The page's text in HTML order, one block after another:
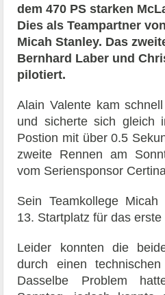
dem 470 PS starken
Dies als Teampartner
Micah Stanley. Das
Bernhard Laber und
pilotiert.
Alain Valente kam
und sicherte sich gleich
Postion mit über 0.5
zweite Rennen am
vom Seriensponsor
Sein Teamkollege
13. Startplatz für das
Leider konnten die
durch einen
Dasselbe Problem